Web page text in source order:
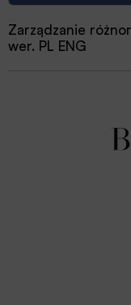
Zarządzanie
wer. PL ENG